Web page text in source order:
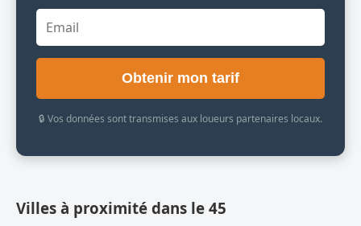
Obtenir mon tarif
🔒 Vos données sont transmises aux loueurs partenaires locaux.
Villes à proximité dans le 45